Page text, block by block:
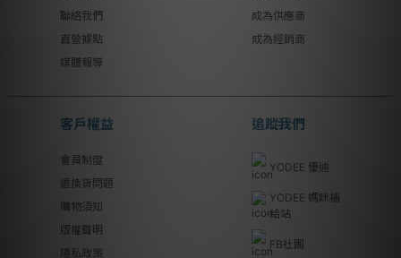
聯絡我們
直營據點
媒體報導
成為供應商
成為經銷商
客戶權益
會員制度
退換貨問題
購物須知
版權聲明
隱私政策
追蹤我們
YODEE 優迪
YODEE 媽咪補
給站
FB社團